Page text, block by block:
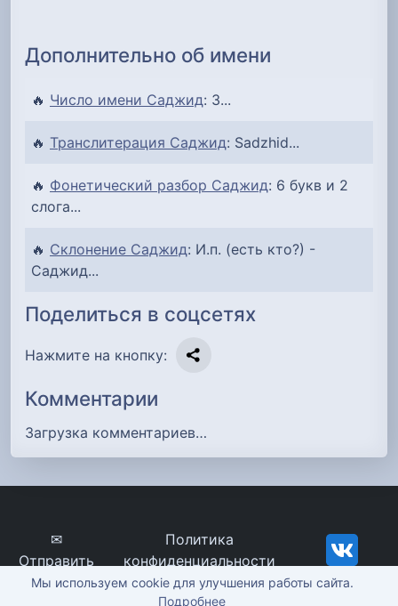
Дополнительно об имени
🔥 Число имени Саджид: 3...
🔥 Транслитерация Саджид: Sadzhid...
🔥 Фонетический разбор Саджид: 6 букв и 2
слога...
🔥 Склонение Саджид: И.п. (есть кто?) -
Саджид...
Поделиться в соцсетях
Нажмите на кнопку:
Комментарии
Загрузка комментариев…
✉
Отправить
сообщение
Политика
конфиденциальности
imena-znachenie.ru, ©
Мы используем cookie для улучшения работы сайта.
Подробнее